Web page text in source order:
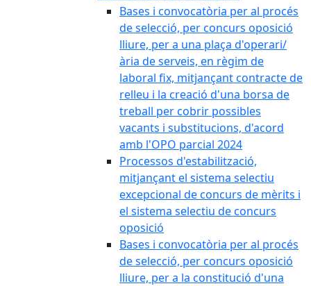
Bases i convocatòria per al procés
de selecció, per concurs oposició
lliure, per a una plaça d'operari/
ària de serveis, en règim de
laboral fix, mitjançant contracte de
relleu i la creació d'una borsa de
treball per cobrir possibles
vacants i substitucions, d'acord
amb l'OPO parcial 2024
Processos d'estabilització,
mitjançant el sistema selectiu
excepcional de concurs de mèrits i
el sistema selectiu de concurs
oposició
Bases i convocatòria per al procés
de selecció, per concurs oposició
lliure, per a la constitució d'una